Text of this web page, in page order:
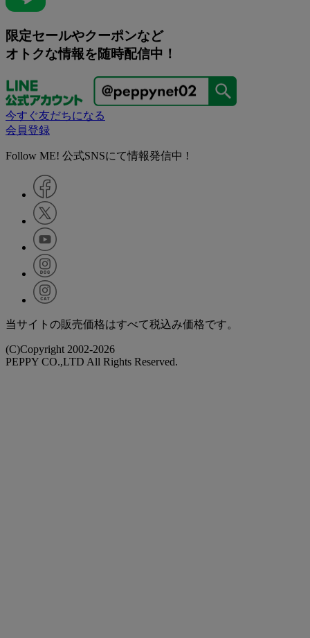
限定セールやクーポンなど
オトクな情報を随時配信中！
今すぐ友だちになる
会員登録
Follow ME! 公式SNSにて情報発信中 !
当サイトの販売価格はすべて税込み価格です。
(C)Copyright 2002-2026
PEPPY CO.,LTD All Rights Reserved.